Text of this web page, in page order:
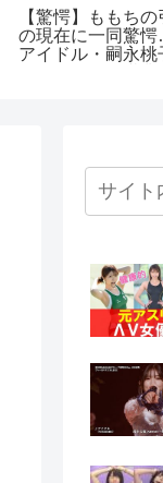
【驚愕】ももち
の現在に一同驚
アイドル・嗣永桃